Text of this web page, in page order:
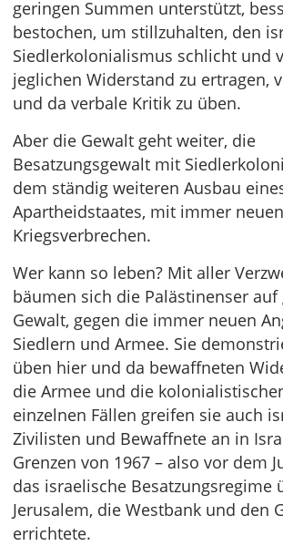
geringen Summen unterstützt,
bestochen, um stillzuhalten, den
Siedlerkolonialismus schlicht und
jeglichen Widerstand zu ertragen,
und da verbale Kritik zu üben.
Aber die Gewalt geht weiter, die
Besatzungsgewalt mit
dem ständig weiteren Ausbau
Apartheidstaates, mit immer neuen
Kriegsverbrechen.
Wer kann so leben? Mit aller
bäumen sich die Palästinenser auf
Gewalt, gegen die immer neuen
Siedlern und Armee. Sie
üben hier und da bewaffneten
die Armee und die
einzelnen Fällen greifen sie auch
Zivilisten und Bewaffnete an in
Grenzen von 1967 – also vor dem
das israelische Besatzungsregime
Jerusalem, die Westbank und den
errichtete.